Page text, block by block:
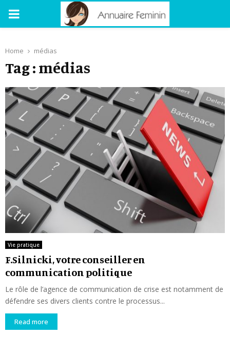
PRIMARY
Home médias
Tag : médias
Vie pratique
F.Silnicki, votre conseiller en
communication politique
Le rôle de l’agence de communication de crise est notamment de
défendre ses divers clients contre le processus...
Read more